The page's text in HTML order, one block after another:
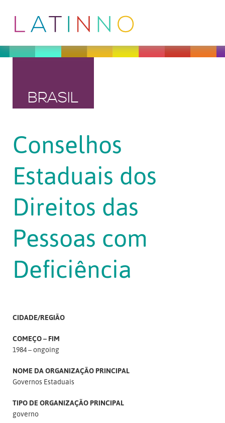
BRASIL
Conselhos
Estaduais dos
Direitos das
Pessoas com
Deficiência
CIDADE/REGIÃO
COMEÇO – FIM
1984 – ongoing
NOME DA ORGANIZAÇÃO PRINCIPAL
Governos Estaduais
TIPO DE ORGANIZAÇÃO PRINCIPAL
governo